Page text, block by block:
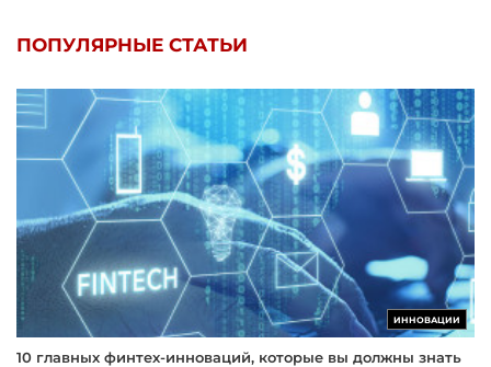
ПОПУЛЯРНЫЕ СТАТЬИ
ИННОВАЦИИ
10 главных финтех-инноваций, которые вы должны знать